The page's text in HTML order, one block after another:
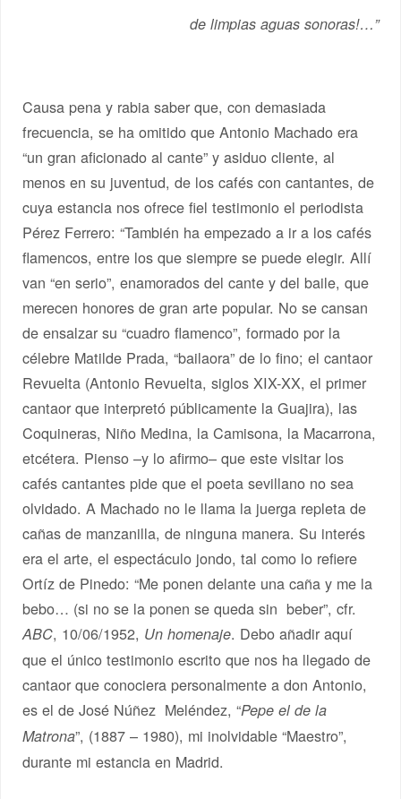
de limpias aguas sonoras!…”
Causa pena y rabia saber que, con demasiada
frecuencia, se ha omitido que Antonio Machado era
“un gran aficionado al cante” y asiduo cliente, al
menos en su juventud, de los cafés con cantantes, de
cuya estancia nos ofrece fiel testimonio el periodista
Pérez Ferrero: “También ha empezado a ir a los cafés
flamencos, entre los que siempre se puede elegir. Allí
van “en serio”, enamorados del cante y del baile, que
merecen honores de gran arte popular. No se cansan
de ensalzar su “cuadro flamenco”, formado por la
célebre Matilde Prada, “bailaora” de lo fino; el cantaor
Revuelta (Antonio Revuelta, siglos XIX-XX, el primer
cantaor que interpretó públicamente la Guajira), las
Coquineras, Niño Medina, la Camisona, la Macarrona,
etcétera. Pienso –y lo afirmo– que este visitar los
cafés cantantes pide que el poeta sevillano no sea
olvidado. A Machado no le llama la juerga repleta de
cañas de manzanilla, de ninguna manera. Su interés
era el arte, el espectáculo jondo, tal como lo refiere
Ortíz de Pinedo: “Me ponen delante una caña y me la
bebo… (si no se la ponen se queda sin beber”, cfr.
ABC, 10/06/1952, Un homenaje. Debo añadir aquí
que el único testimonio escrito que nos ha llegado de
cantaor que conociera personalmente a don Antonio,
es el de José Núñez Meléndez, “Pepe el de la
Matrona”, (1887 – 1980), mi inolvidable “Maestro”,
durante mi estancia en Madrid.